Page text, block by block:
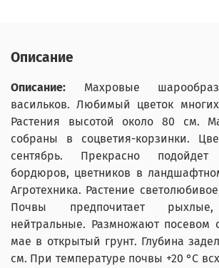
Описание
Описание: Махровые
васильков. Любимый цветок
Растения высотой около 80 см.
собраны в соцветия-корзинки.
сентябрь. Прекрасно
бордюров, цветников в
Агротехника. Растение
Почвы предпочитает рыхлые,
нейтральные. Размножают посевом
мае в открытый грунт. Глубина
см. При температуре почвы +20 °С